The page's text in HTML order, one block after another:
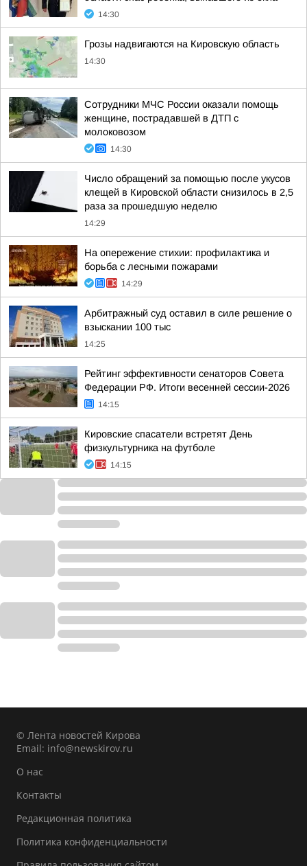
14:30
Грозы надвигаются на Кировскую область
14:30
Сотрудники МЧС России оказали помощь
женщине, пострадавшей в ДТП с
молоковозом
14:30
Число обращений за помощью после укусов
клещей в Кировской области снизилось в 2,5
раза за прошедшую неделю
14:29
На опережение стихии: профилактика и
борьба с лесными пожарами
14:29
Арбитражный суд оставил в силе решение о
взыскании 100 тыс
14:25
Рейтинг эффективности сенаторов Совета
Федерации РФ. Итоги весенней сессии-2026
14:15
Кировские спасатели встретят День
физкультурника на футболе
14:15
© Лента новостей Кирова
Email: info@newskirov.ru
О нас
Контакты
Редакционная политика
Политика конфиденциальности